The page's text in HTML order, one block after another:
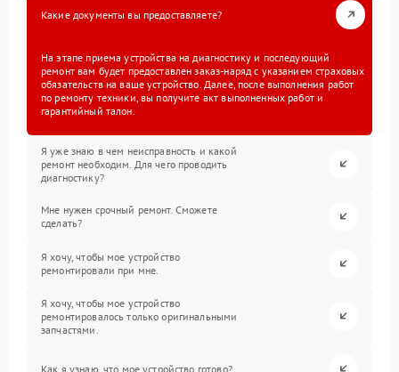
Какие документы вы предоставляете?
На этапе приема устройства на диагностику и последующий
ремонт вам будет предоставлен заказ-наряд с указанием страховых
обязательств на ваше устройство. Далее, после выполнения работ
по ремонту техники, вы получите акт выполненных работ и
гарантийный талон.
Я уже знаю в чем неисправность и какой
ремонт необходим. Для чего проводить
диагностику?
Мне нужен срочный ремонт. Сможете
сделать?
Я хочу, чтобы мое устройство
ремонтировали при мне.
Я хочу, чтобы мое устройство
ремонтировалось только оригинальными
запчастями.
Как я узнаю, что мое устройство готово?